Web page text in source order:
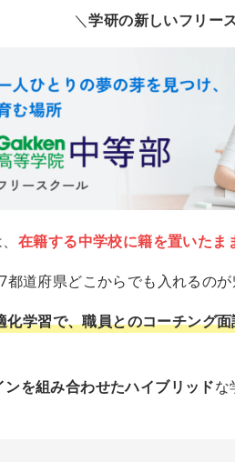
＼学研の新しいフリー
在籍する中学校に籍を置いた
道府県どこからでも入れるのが
化学習で、職員とのコーチング
を組み合わせたハイブリッドな